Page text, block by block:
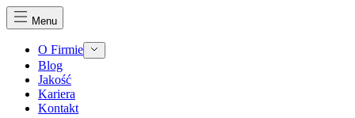
Menu
O Firmie
Blog
Jakość
Kariera
Kontakt